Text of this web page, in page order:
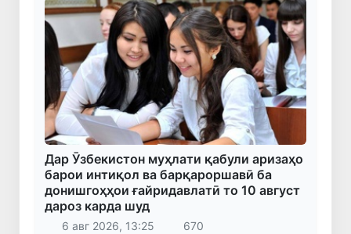
Дар Ӯзбекистон муҳлати қабули аризаҳо
барои интиқол ва барқароршавӣ ба
донишгоҳҳои ғайридавлатӣ то 10 август
дароз карда шуд
6 авг 2026, 13:25 670